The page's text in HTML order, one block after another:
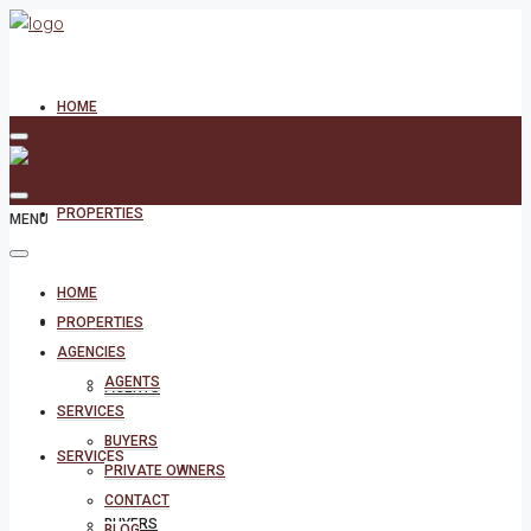
HOME
PROPERTIES
AGENCIES
AGENTS
SERVICES
BUYERS
MENU
HOME
PROPERTIES
AGENCIES
AGENTS
SERVICES
BUYERS
PRIVATE OWNERS
CONTACT